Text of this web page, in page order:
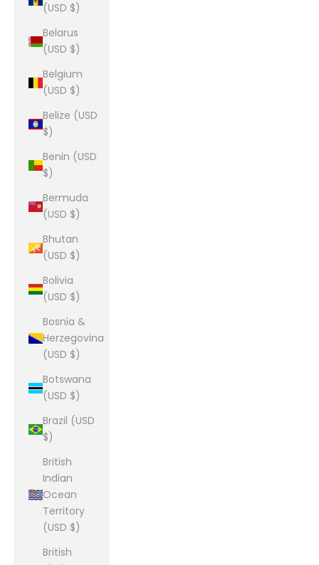
(USD $)
Belarus
(USD $)
Belgium
(USD $)
Belize (USD
$)
Benin (USD
$)
Bermuda
(USD $)
Bhutan
(USD $)
Bolivia
(USD $)
Bosnia &
Herzegovina
(USD $)
Botswana
(USD $)
Brazil (USD
$)
British
Indian
Ocean
Territory
(USD $)
British